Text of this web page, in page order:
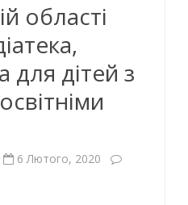
області
для дітей з
6 Лютого, 2020